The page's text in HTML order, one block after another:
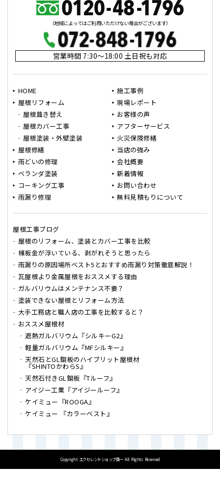
（地域によってはご利用いただけない場合がございます）
営業時間 7:30～18:00 土日祝も対応
HOME
屋根リフォーム
屋根葺き替え
屋根カバー工事
屋根塗装・外壁塗装
屋根修繕
雨どいの修理
ベランダ塗装
コーキング工事
雨漏り修理
施工事例
現場レポート
お客様の声
アフターサービス
火災保険修繕
当店の強み
会社概要
新着情報
お問い合わせ
無料見積もりについて
屋根工事ブログ
屋根のリフォーム、塗装とカバー工事を比較
棟板金が浮いている、剥がれそうと思ったら
雨漏りの原因場所ベスト5とおすすめ雨漏り対策徹底解説！
瓦屋根より金属屋根をおススメする理由
ガルバリウムはメンテナンス不要？
塗装できない屋根とリフォーム方法
大手工務店と職人店の工事を比較すると？
おススメ屋根材
遮熱ガルバリウム『シルキーG2』
軽量ガルバリウム『MFシルキー』
天然石とGL鋼板のハイブリット屋根材
『SHINTOかわらS』
天然石付きGL鋼板『Tルーフ』
アイジー工業『アイジールーフ』
ケイミュー『ROOGA』
ケイミュー 『カラーベスト』
Copyright エクセレントショップ奥一All Rights Reserved